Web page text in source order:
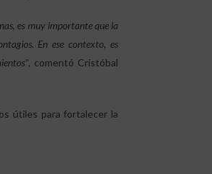
es muy importante que la
En ese contexto, es
, comentó Cristóbal
útiles para fortalecer la